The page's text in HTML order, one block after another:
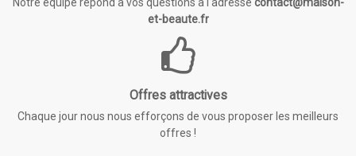
et-beaute.fr
Offres attractives
Chaque jour nous nous efforçons de vous proposer les meilleurs
offres !